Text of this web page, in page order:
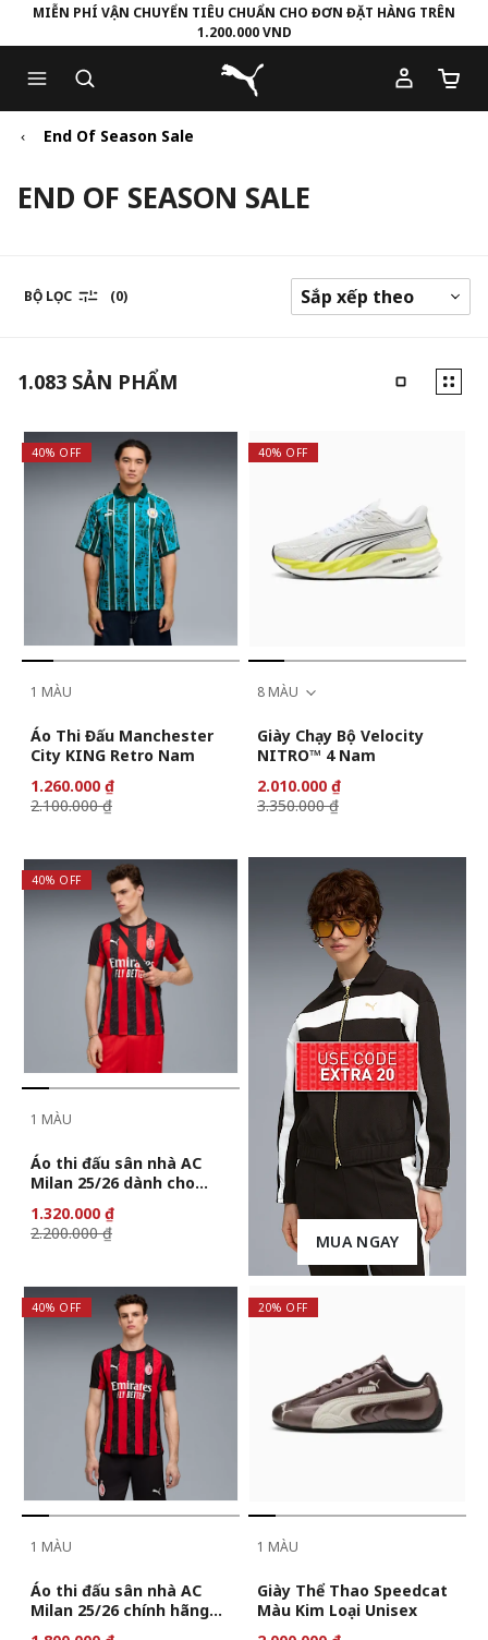
to
Main
content
to
Footer
Content
MIỄN PHÍ VẬN CHUYỂN TIÊU CHUẨN CHO ĐƠN ĐẶT HÀNG TRÊN
1.200.000 VND
Puma Trang chủ
Số
End Of Season Sale
END OF SEASON SALE
BỘ LỌC (0)
1.083 SẢN PHẨM
40% OFF
1 MÀU
Áo Thi Đấu Manchester
City KING Retro Nam
1.260.000 ₫
2.100.000 ₫
40% OFF
8 MÀU
Giày Chạy Bộ Velocity
NITRO™ 4 Nam
2.010.000 ₫
3.350.000 ₫
40% OFF
1 MÀU
Áo thi đấu sân nhà AC
Milan 25/26 dành cho
1.320.000 ₫
2.200.000 ₫
MUA NGAY
40% OFF
1 MÀU
Áo thi đấu sân nhà AC
Milan 25/26 chính hãng
20% OFF
1 MÀU
Giày Thể Thao Speedcat
Màu Kim Loại Unisex